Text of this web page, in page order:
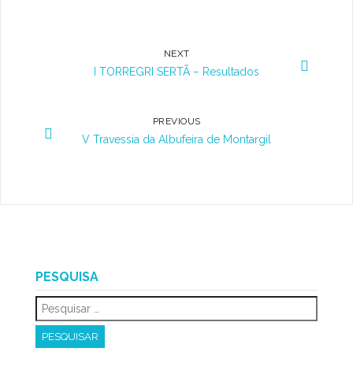
NEXT
I TORREGRI SERTÃ – Resultados
PREVIOUS
V Travessia da Albufeira de Montargil
PESQUISA